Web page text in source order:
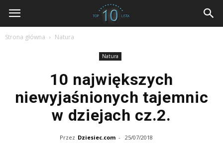
dziesiec.com
Strona główna Natura
Natura
10 największych
niewyjaśnionych tajemnic
w dziejach cz.2.
Przez Dziesiec.com - 25/07/2018